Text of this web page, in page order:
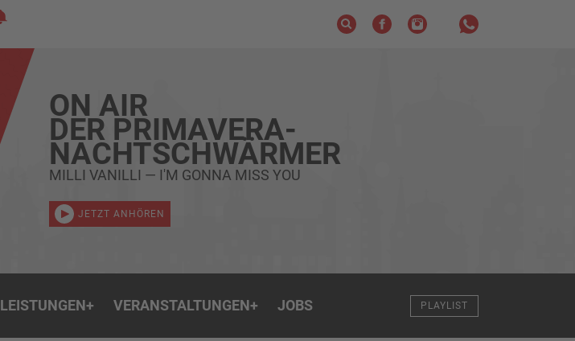
ON AIR
DER PRIMAVERA-
NACHTSCHWÄRMER
MILLI VANILLI — I'M GONNA MISS YOU
JETZT ANHÖREN
LEISTUNGEN+ VERANSTALTUNGEN+ JOBS PLAYLIST